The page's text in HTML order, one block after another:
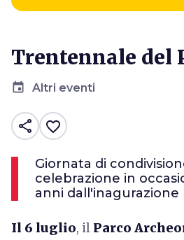
Trentennale del
event Altri eventi
share favorite_border
Giornata di
celebrazione in
anni dall'inagurazione
Il 6 luglio, il Parco